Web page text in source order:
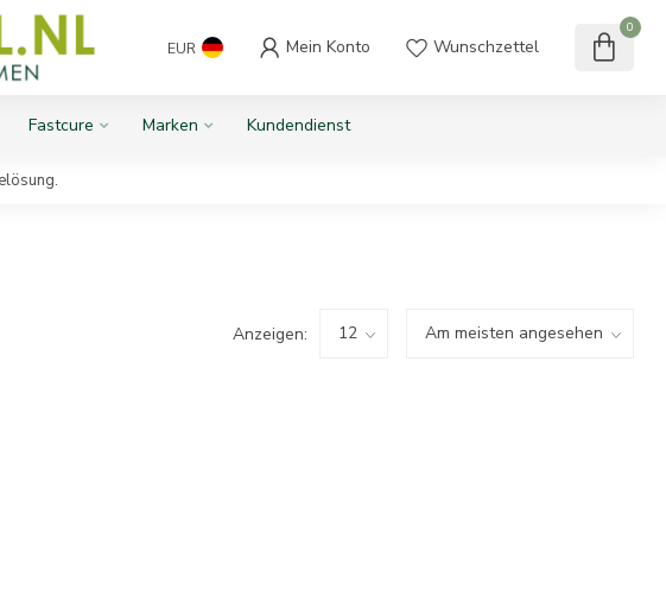
EUR Mein Konto Wunschzettel
0
Fastcure Marken Kundendienst
Anzeigen: